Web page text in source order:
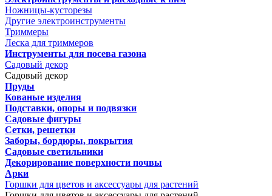
Ножницы-кусторезы
Другие электроинструменты
Триммеры
Леска для триммеров
Инструменты для посева газона
Садовый декор
Садовый декор
Пруды
Кованые изделия
Подставки, опоры и подвязки
Садовые фигуры
Сетки, решетки
Заборы, бордюры, покрытия
Садовые светильники
Декорирование поверхности почвы
Арки
Горшки для цветов и аксессуары для растений